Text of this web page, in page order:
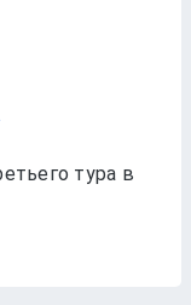
тура в